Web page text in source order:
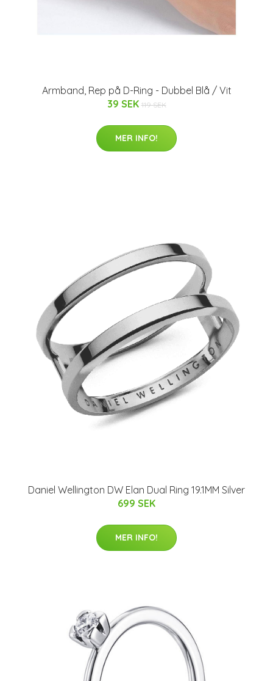
Armband, Rep på D-Ring - Dubbel Blå / Vit
39 SEK 119 SEK
MER INFO!
Daniel Wellington DW Elan Dual Ring 19.1MM Silver
699 SEK
MER INFO!